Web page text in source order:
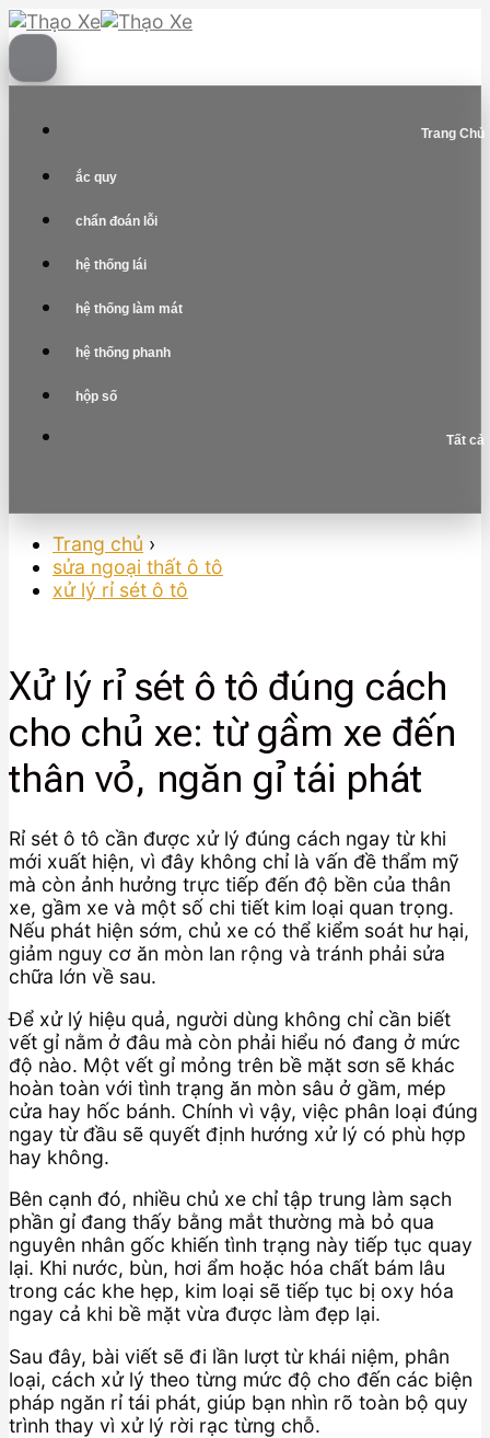
Skip
to
content
Trang Chủ
ắc quy
chẩn đoán lỗi
hệ thống lái
hệ thống làm mát
hệ thống phanh
hộp số
Tất cả
Trang chủ ›
sửa ngoại thất ô tô
xử lý rỉ sét ô tô
Xử lý rỉ sét ô tô đúng cách
cho chủ xe: từ gầm xe đến
thân vỏ, ngăn gỉ tái phát
Rỉ sét ô tô cần được xử lý đúng cách ngay từ khi
mới xuất hiện, vì đây không chỉ là vấn đề thẩm mỹ
mà còn ảnh hưởng trực tiếp đến độ bền của thân
xe, gầm xe và một số chi tiết kim loại quan trọng.
Nếu phát hiện sớm, chủ xe có thể kiểm soát hư hại,
giảm nguy cơ ăn mòn lan rộng và tránh phải sửa
chữa lớn về sau.
Để xử lý hiệu quả, người dùng không chỉ cần biết
vết gỉ nằm ở đâu mà còn phải hiểu nó đang ở mức
độ nào. Một vết gỉ mỏng trên bề mặt sơn sẽ khác
hoàn toàn với tình trạng ăn mòn sâu ở gầm, mép
cửa hay hốc bánh. Chính vì vậy, việc phân loại đúng
ngay từ đầu sẽ quyết định hướng xử lý có phù hợp
hay không.
Bên cạnh đó, nhiều chủ xe chỉ tập trung làm sạch
phần gỉ đang thấy bằng mắt thường mà bỏ qua
nguyên nhân gốc khiến tình trạng này tiếp tục quay
lại. Khi nước, bùn, hơi ẩm hoặc hóa chất bám lâu
trong các khe hẹp, kim loại sẽ tiếp tục bị oxy hóa
ngay cả khi bề mặt vừa được làm đẹp lại.
Sau đây, bài viết sẽ đi lần lượt từ khái niệm, phân
loại, cách xử lý theo từng mức độ cho đến các biện
pháp ngăn rỉ tái phát, giúp bạn nhìn rõ toàn bộ quy
trình thay vì xử lý rời rạc từng chỗ.